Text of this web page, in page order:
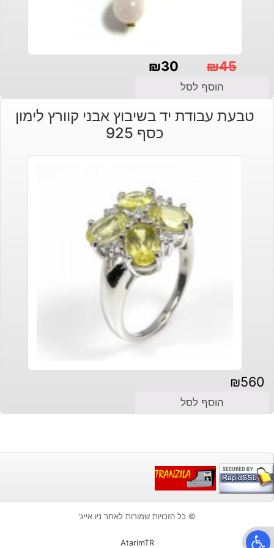
₪45
המקורי
היה:
₪30
הנוכחי
הוא:
הוסף לסל
טבעת עבודת יד בשיבוץ אבני קוורץ לימון
כסף 925
₪560
הוסף לסל
© כל הזכויות שמורות לאתר ניו אייג'
AtarimTR
פתח סרגל נגישות